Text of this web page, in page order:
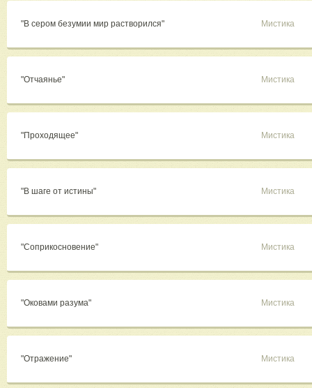
"В сером безумии мир растворился" Мистика
"Отчаянье" Мистика
"Проходящее" Мистика
"В шаге от истины" Мистика
"Соприкосновение" Мистика
"Оковами разума" Мистика
"Отражение" Мистика